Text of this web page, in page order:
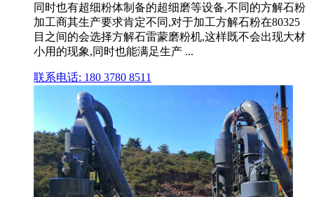
同时也有超细粉体制备的超细磨等设备,不同的方解石粉
加工商其生产要求肯定不同,对于加工方解石粉在80325
目之间的会选择方解石雷蒙磨粉机,这样既不会出现大材
小用的现象,同时也能满足生产 ...
联系电话: 180 3780 8511